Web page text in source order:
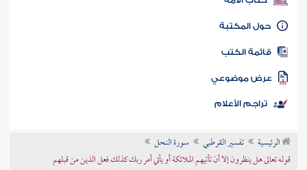
كتاب الأمة
المكتبة
الكتب
موضوعي
تراجم الأعلام
الرئيسية تفسير القرطبي
سورة النحل
قوله تعالى هل ينظرون إلا أن تأتيهم الملائكة أو يأتي أمر ربك كذلك فعل الذين من قبلهم